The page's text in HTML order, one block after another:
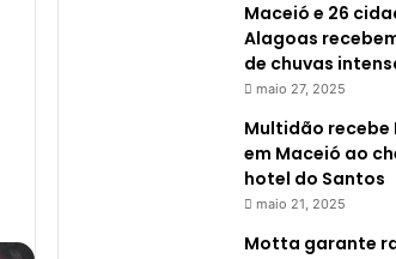
Maceió e 26
Alagoas
de chuvas
maio 27, 2025
Multidão recebe
em Maceió ao
hotel do Santos
maio 21, 2025
Motta garante